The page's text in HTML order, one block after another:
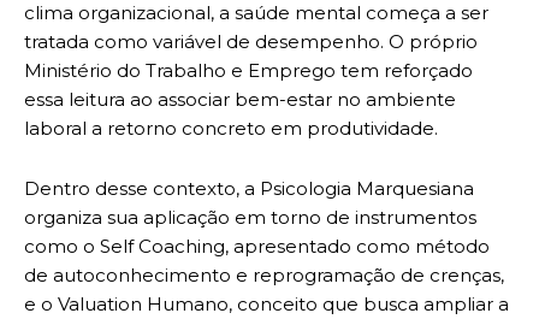
clima organizacional, a saúde mental começa a ser
tratada como variável de desempenho. O próprio
Ministério do Trabalho e Emprego tem reforçado
essa leitura ao associar bem-estar no ambiente
laboral a retorno concreto em produtividade.
Dentro desse contexto, a Psicologia Marquesiana
organiza sua aplicação em torno de instrumentos
como o Self Coaching, apresentado como método
de autoconhecimento e reprogramação de crenças,
e o Valuation Humano, conceito que busca ampliar a